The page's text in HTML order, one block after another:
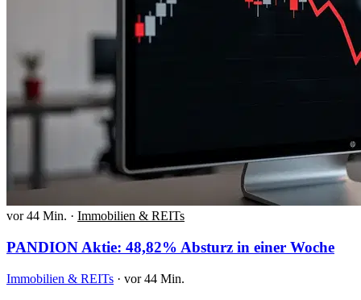
vor 44 Min. · Immobilien & REITs
PANDION Aktie: 48,82% Absturz in einer Woche
Immobilien & REITs · vor 44 Min.